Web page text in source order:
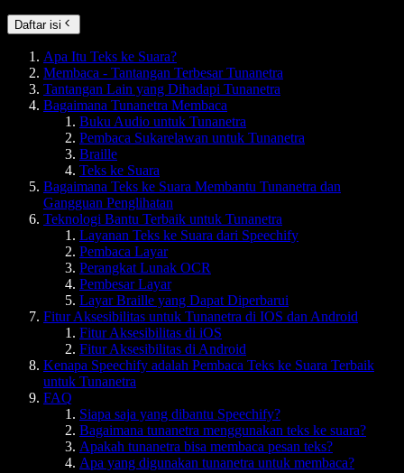
Daftar isi
Apa Itu Teks ke Suara?
Membaca - Tantangan Terbesar Tunanetra
Tantangan Lain yang Dihadapi Tunanetra
Bagaimana Tunanetra Membaca
Buku Audio untuk Tunanetra
Pembaca Sukarelawan untuk Tunanetra
Braille
Teks ke Suara
Bagaimana Teks ke Suara Membantu Tunanetra dan
Gangguan Penglihatan
Teknologi Bantu Terbaik untuk Tunanetra
Layanan Teks ke Suara dari Speechify
Pembaca Layar
Perangkat Lunak OCR
Pembesar Layar
Layar Braille yang Dapat Diperbarui
Fitur Aksesibilitas untuk Tunanetra di IOS dan Android
Fitur Aksesibilitas di iOS
Fitur Aksesibilitas di Android
Kenapa Speechify adalah Pembaca Teks ke Suara Terbaik
untuk Tunanetra
FAQ
Siapa saja yang dibantu Speechify?
Bagaimana tunanetra menggunakan teks ke suara?
Apakah tunanetra bisa membaca pesan teks?
Apa yang digunakan tunanetra untuk membaca?